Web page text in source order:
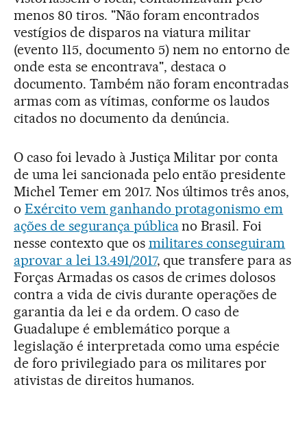
menos 80 tiros. "Não foram encontrados
vestígios de disparos na viatura militar
(evento 115, documento 5) nem no entorno de
onde esta se encontrava", destaca o
documento. Também não foram encontradas
armas com as vítimas, conforme os laudos
citados no documento da denúncia.
O caso foi levado à Justiça Militar por conta
de uma lei sancionada pelo então presidente
Michel Temer em 2017. Nos últimos três anos,
o Exército vem ganhando protagonismo em
ações de segurança públicano Brasil. Foi
nesse contexto que os militares conseguiram
aprovar a lei 13.491/2017, que transfere para as
Forças Armadas os casos de crimes dolosos
contra a vida de civis durante operações de
garantia da lei e da ordem. O caso de
Guadalupe é emblemático porque a
legislação é interpretada como uma espécie
de foro privilegiado para os militares por
ativistas de direitos humanos.